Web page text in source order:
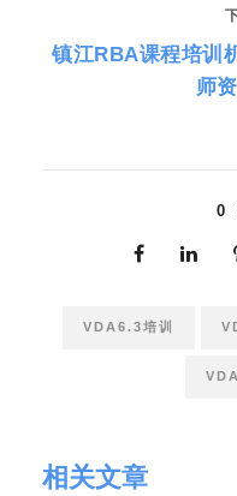
镇江RBA课程培训
师
0
VDA6.3培训
相关文章